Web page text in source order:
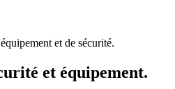
et de sécurité.
et équipement.